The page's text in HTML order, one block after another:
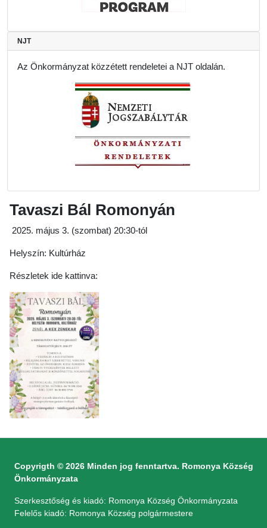
NJT
Az Önkormányzat közzétett rendeletei a NJT oldalán.
Tavaszi Bál Romonyán
2025. május 3. (szombat) 20:30-tól
Helyszín: Kultúrház
Részletek ide kattinva:
Copyrigth © 2026 Minden jog fenntartva. Romonya Község
Önkormányzata
Szerkesztőség és kiadó: Romonya Község Önkormányzata
Felelős kiadó: Romonya Község polgármestere